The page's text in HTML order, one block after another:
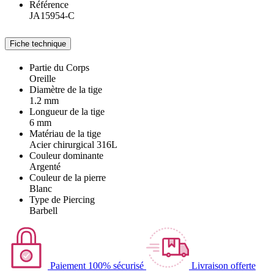
Référence
JA15954-C
Fiche technique
Partie du Corps
Oreille
Diamètre de la tige
1.2 mm
Longueur de la tige
6 mm
Matériau de la tige
Acier chirurgical 316L
Couleur dominante
Argenté
Couleur de la pierre
Blanc
Type de Piercing
Barbell
Paiement 100% sécurisé Livraison offerte